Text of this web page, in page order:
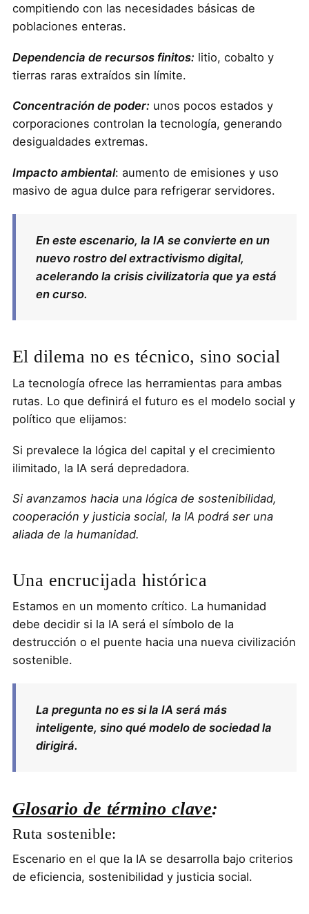
compitiendo con las necesidades básicas de
poblaciones enteras.
Dependencia de recursos finitos: litio, cobalto y
tierras raras extraídos sin límite.
Concentración de poder: unos pocos estados y
corporaciones controlan la tecnología, generando
desigualdades extremas.
Impacto ambiental: aumento de emisiones y uso
masivo de agua dulce para refrigerar servidores.
En este escenario, la IA se convierte en un
nuevo rostro del extractivismo digital,
acelerando la crisis civilizatoria que ya está
en curso.
El dilema no es técnico, sino social
La tecnología ofrece las herramientas para ambas
rutas. Lo que definirá el futuro es el modelo social y
político que elijamos:
Si prevalece la lógica del capital y el crecimiento
ilimitado, la IA será depredadora.
Si avanzamos hacia una lógica de sostenibilidad,
cooperación y justicia social, la IA podrá ser una
aliada de la humanidad.
Una encrucijada histórica
Estamos en un momento crítico. La humanidad
debe decidir si la IA será el símbolo de la
destrucción o el puente hacia una nueva civilización
sostenible.
La pregunta no es si la IA será más
inteligente, sino qué modelo de sociedad la
dirigirá.
Glosario de término clave:
Ruta sostenible:
Escenario en el que la IA se desarrolla bajo criterios
de eficiencia, sostenibilidad y justicia social.